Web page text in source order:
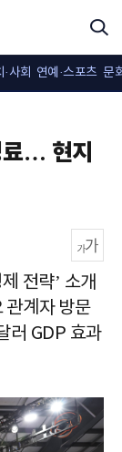
·사회 연예·스포츠 문
… 현지
전략’ 소개
관계자 방문
러 GDP 효과